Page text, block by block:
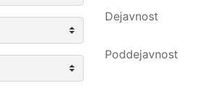
Dejavnost
Poddejavnost